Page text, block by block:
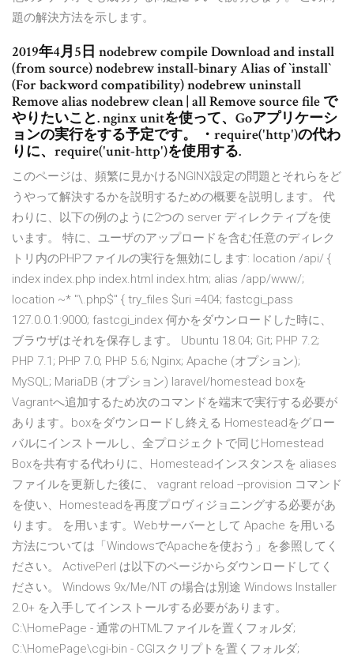
題の解決方法を示します。
2019年4月5日 nodebrew compileDownload and install
(from source) nodebrew install-binaryAlias of `install`
(For backword compatibility) nodebrew uninstall
Remove alias nodebrew clean| all Remove source file で
やりたいこと. nginx unitを使って、Goアプリケーシ
ョンの実行をする予定です。 ・require('http')の代わ
りに、require('unit-http')を使用する.
このページは、頻繁に見かけるNGINX設定の問題とそれらをど
うやって解決するかを説明するための概要を説明します。 代
わりに、以下の例のように2つの server ディレクティブを使
います。 特に、ユーザのアップロードを含む任意のディレク
トリ内のPHPファイルの実行を無効にします: location /api/ {
index index.php index.html index.htm; alias /app/www/;
location ~* "\.php$" { try_files $uri =404; fastcgi_pass
127.0.0.1:9000; fastcgi_index 何かをダウンロードした時に、
ブラウザはそれを保存します。 Ubuntu 18.04; Git; PHP 7.2;
PHP 7.1; PHP 7.0; PHP 5.6; Nginx; Apache (オプション);
MySQL; MariaDB (オプション) laravel/homestead boxを
Vagrantへ追加するため次のコマンドを端末で実行する必要が
あります。boxをダウンロードし終える Homesteadをグロー
バルにインストールし、全プロジェクトで同じHomestead
Boxを共有する代わりに、Homesteadインスタンスを aliases
ファイルを更新した後に、 vagrant reload --provision コマンド
を使い、Homesteadを再度プロヴィジョニングする必要があ
ります。 を用います。Webサーバーとして Apache を用いる
方法については「WindowsでApacheを使おう」を参照してく
ださい。 ActivePerl は以下のページからダウンロードしてく
ださい。 Windows 9x/Me/NT の場合は別途 Windows Installer
2.0+ を入手してインストールする必要があります。
C:\HomePage - 通常のHTMLファイルを置くフォルダ;
C:\HomePage\cgi-bin - CGIスクリプトを置くフォルダ;